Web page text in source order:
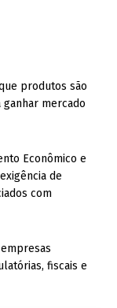
produtos são
mercado
Econômico e
de
com
fiscais e